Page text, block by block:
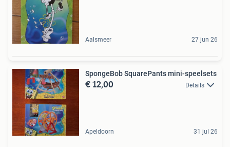
Aalsmeer 27 jun 26
SpongeBob SquarePants mini-speelsets
€ 12,00 Details
Apeldoorn 31 jul 26